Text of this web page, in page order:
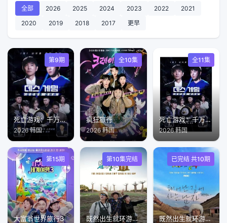
全部 2026 2025 2024 2023 2022
2021
2020
2019 2018 2017 更早
第9期
死亡游戏：千万韩元赌起第二季
2026 韩国
全10集
疯狂旅行
2026 韩国
全11集
死亡游戏：千万韩元赌起
2026 韩国
第15期
大富翁世界旅行3
第10集完结
既然出生就环游世界第三季
已完结 共10期
既然出生就环游世界第二季